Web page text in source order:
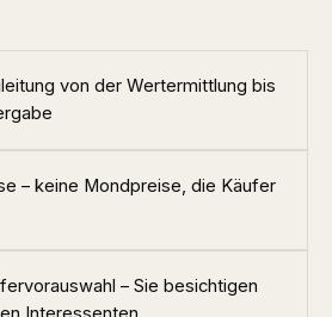
von der Wertermittlung bis
– keine Mondpreise, die Käufer
– Sie besichtigen